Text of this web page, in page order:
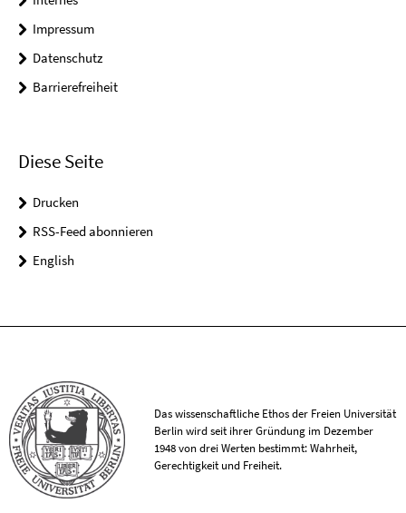
Impressum
Datenschutz
Barrierefreiheit
Diese Seite
Drucken
RSS-Feed abonnieren
English
Das wissenschaftliche Ethos der Freien Universität
Berlin wird seit ihrer Gründung im Dezember
1948 von drei Werten bestimmt: Wahrheit,
Gerechtigkeit und Freiheit.